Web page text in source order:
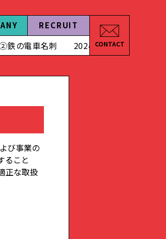
RECRUIT
CONTACT
2024.09.20 様々なパーティーやノベルティ
び事業の
ること
正な取扱